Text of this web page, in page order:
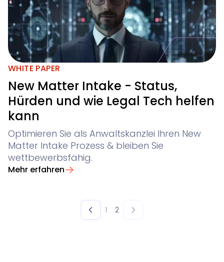
WHITE PAPER
New Matter Intake - Status,
Hürden und wie Legal Tech helfen
kann
Optimieren Sie als Anwaltskanzlei Ihren New
Matter Intake Prozess & bleiben Sie
wettbewerbsfähig.
Mehr erfahren
1 2